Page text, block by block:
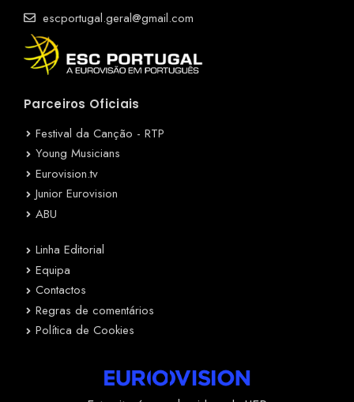
escportugal.geral@gmail.com
Parceiros Oficiais
Festival da Canção - RTP
Young Musicians
Eurovision.tv
Junior Eurovision
ABU
Linha Editorial
Equipa
Contactos
Regras de comentários
Política de Cookies